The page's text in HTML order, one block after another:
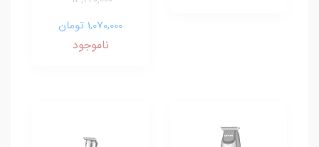
1,070,000 تومان
ناموجود